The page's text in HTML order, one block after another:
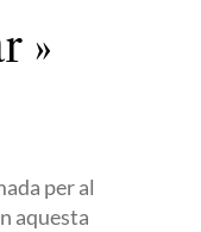
»
per al
aquesta